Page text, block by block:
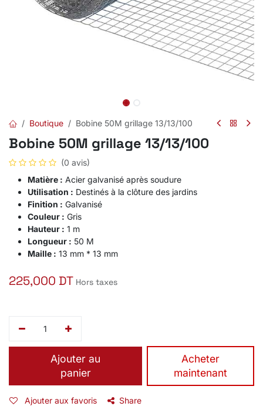
Boutique Bobine 50M grillage 13/13/100
Bobine 50M grillage 13/13/100
(0 avis)
Matière : Acier galvanisé après soudure
Utilisation : Destinés à la clôture des jardins
Finition : Galvanisé
Couleur : Gris
Hauteur : 1 m
Longueur : 50 M
Maille : 13 mm * 13 mm
225,000 DT Hors taxes
Ajouter au
panier
​Acheter
maintenant
Ajouter aux favoris Share